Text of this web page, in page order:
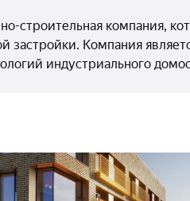
компания,
застройки. Компания
индустриального